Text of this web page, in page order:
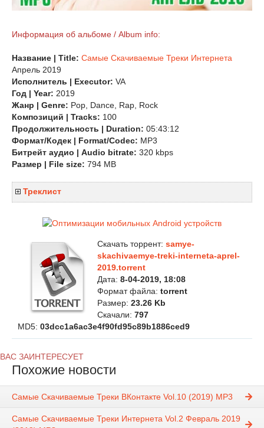
Информация об альбоме / Album info:
Название | Title: Самые Скачиваемые Треки Интернета
Апрель 2019
Исполнитель | Executor: VA
Год | Year: 2019
Жанр | Genre: Pop, Dance, Rap, Rock
Композиций | Tracks: 100
Продолжительность | Duration: 05:43:12
Формат/Кодек | Format/Codec: MP3
Битрейт аудио | Audio bitrate: 320 kbps
Размер | File size: 794 MB
Треклист
Скачать торрент: samye-
skachivaemye-treki-interneta-aprel-
2019.torrent
Дата: 8-04-2019, 18:08
Формат файла: torrent
Размер: 23.26 Kb
Скачали: 797
MD5: 03dcc1a6ac3e4f90fd95c89b1886ced9
ВАС ЗАИНТЕРЕСУЕТ
Похожие новости
Самые Скачиваемые Треки ВКонтакте Vol.10 (2019) MP3
Самые Скачиваемые Треки Интернета Vol.2 Февраль 2019